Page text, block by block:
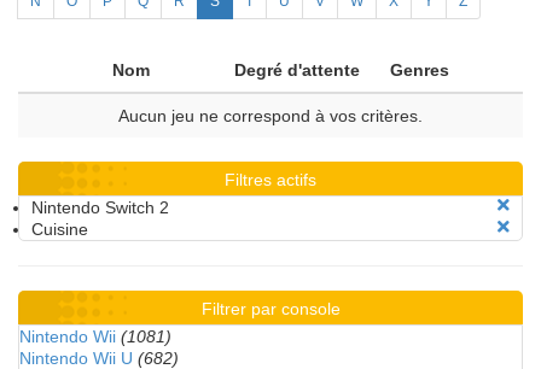
Nom Degré d'attente Genres
Aucun jeu ne correspond à vos critères.
Filtres actifs
Nintendo Switch 2
Cuisine
Filtrer par console
Nintendo Wii (1081)
Nintendo Wii U (682)